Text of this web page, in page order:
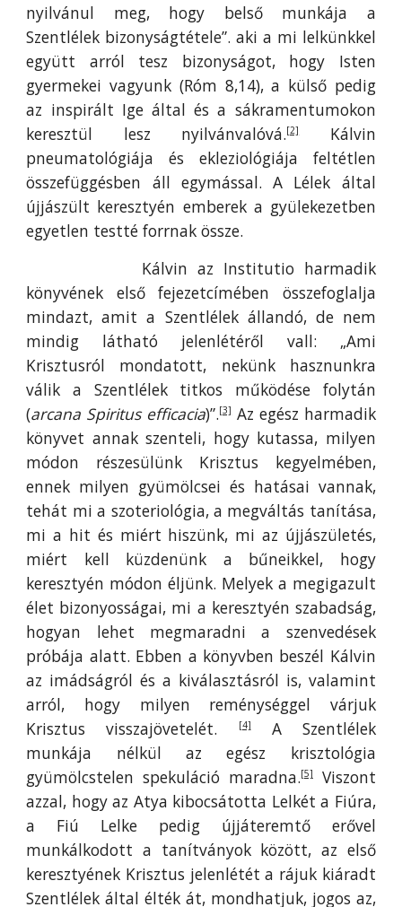
nyilvánul meg, hogy belső munkája a
Szentlélek bizonyságtétele”. aki a mi lelkünkkel
együtt arról tesz bizonyságot, hogy Isten
gyermekei vagyunk (Róm 8,14), a külső pedig
az inspirált Ige által és a sákramentumokon
keresztül lesz nyilvánvalóvá.[2]Kálvin
pneumatológiája és ekleziológiája feltétlen
összefüggésben áll egymással. A Lélek által
újjászült keresztyén emberek a gyülekezetben
egyetlen testté forrnak össze.
Kálvin az Institutio harmadik
könyvének első fejezetcímében összefoglalja
mindazt, amit a Szentlélek állandó, de nem
mindig látható jelenlétéről vall: „Ami
Krisztusról mondatott, nekünk hasznunkra
válik a Szentlélek titkos működése folytán
(arcana Spiritus efficacia)”.[3]Az egész harmadik
könyvet annak szenteli, hogy kutassa, milyen
módon részesülünk Krisztus kegyelmében,
ennek milyen gyümölcsei és hatásai vannak,
tehát mi a szoteriológia, a megváltás tanítása,
mi a hit és miért hiszünk, mi az újjászületés,
miért kell küzdenünk a bűneikkel, hogy
keresztyén módon éljünk. Melyek a megigazult
élet bizonyosságai, mi a keresztyén szabadság,
hogyan lehet megmaradni a szenvedések
próbája alatt. Ebben a könyvben beszél Kálvin
az imádságról és a kiválasztásról is, valamint
arról, hogy milyen reménységgel várjuk
Krisztus visszajövetelét.
[4]A Szentlélek
munkája nélkül az egész krisztológia
gyümölcstelen spekuláció maradna.[5]Viszont
azzal, hogy az Atya kibocsátotta Lelkét a Fiúra,
a Fiú Lelke pedig újjáteremtő erővel
munkálkodott a tanítványok között, az első
keresztyének Krisztus jelenlétét a rájuk kiáradt
Szentlélek által élték át, mondhatjuk, jogos az,